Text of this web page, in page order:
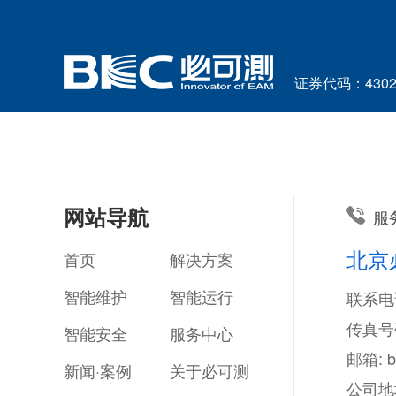
证券代码：
网站导航
首页
解决方案
智能维护
智能运行
智能安全
服务中心
新闻·案例
关于必可测
服
北京
联系
传真
邮箱:
公司